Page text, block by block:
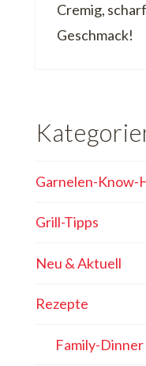
Cremig,
Geschmack!
Garnelen-Know-
Grill-Tipps
Neu & Aktuell
Rezepte
Family-Dinner